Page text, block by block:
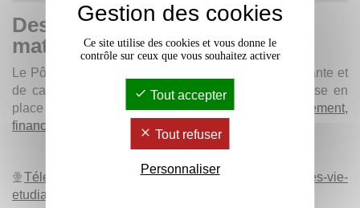
Des soutiens financiers ou
matériels
Le Pôle accueil et accompagnement de la vie étudiante et
de campus (
) vous accompagne pour la mise en
place de vos projets,conseils, encadrement,
financements
Télécharger le fichier «Guide-indispensables-vie-
etudiante.pdf» (2.1 Mo)
Gestion des cookies
Ce site utilise des cookies et vous donne le
contrôle sur ceux que vous souhaitez activer
Tout accepter
Tout refuser
Personnaliser